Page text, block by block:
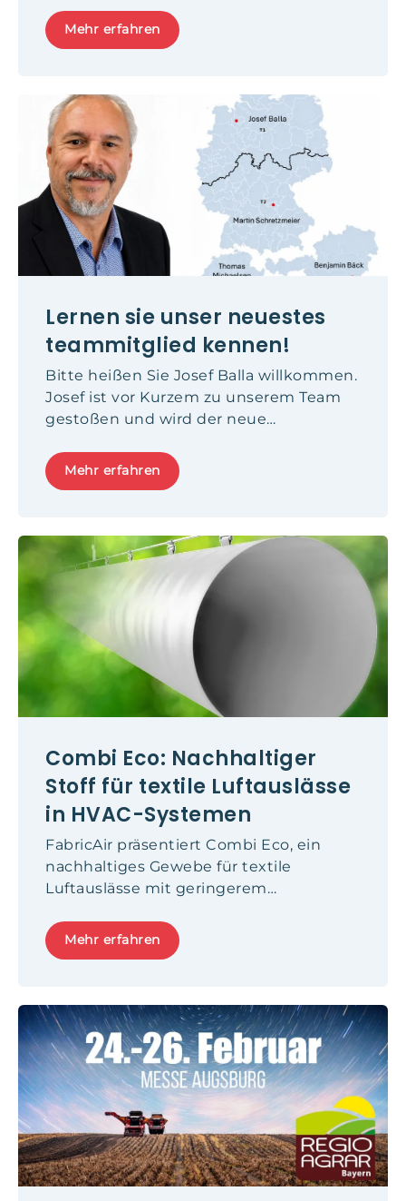
Mehr erfahren
Lernen sie unser neuestes
teammitglied kennen!
Bitte heißen Sie Josef Balla willkommen.
Josef ist vor Kurzem zu unserem Team
gestoßen und wird der neue
Mehr erfahren
Combi Eco: Nachhaltiger
Stoff für textile Luftauslässe
in HVAC-Systemen
FabricAir präsentiert Combi Eco, ein
nachhaltiges Gewebe für textile
Luftauslässe mit geringerem
Leistung.
Mehr erfahren